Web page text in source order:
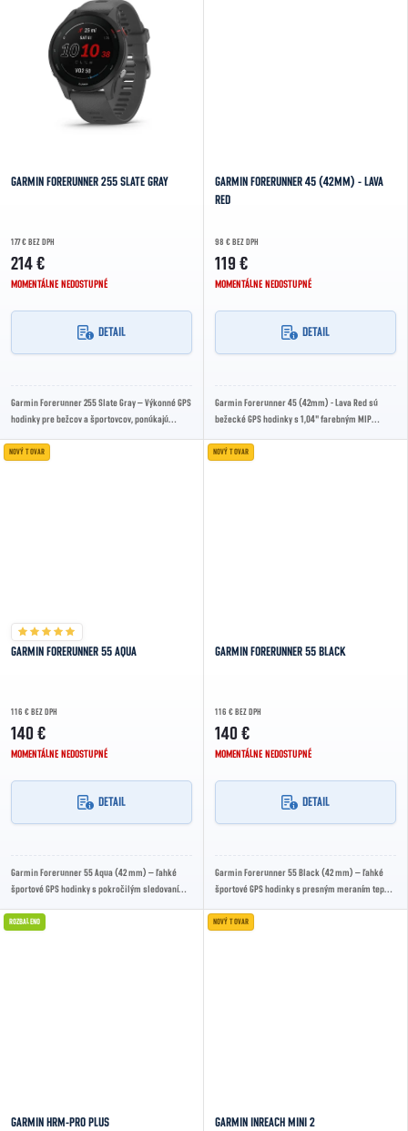
GARMIN FORERUNNER 255 SLATE GRAY
177 € BEZ DPH
214 €
MOMENTÁLNE NEDOSTUPNÉ
DETAIL
Garmin Forerunner 255 Slate Gray – Výkonné GPS
hodinky pre bežcov a športovcov, ponúkajú
a...
GARMIN FORERUNNER 45 (42MM) - LAVA
RED
98 € BEZ DPH
119 €
MOMENTÁLNE NEDOSTUPNÉ
DETAIL
Garmin Forerunner 45 (42mm) - Lava Red sú
bežecké GPS hodinky s 1,04" farebným MIP
GPS,...
NOVÝ TOVAR
GARMIN FORERUNNER 55 AQUA
116 € BEZ DPH
140 €
MOMENTÁLNE NEDOSTUPNÉ
DETAIL
Garmin Forerunner 55 Aqua (42 mm) – ľahké
športové GPS hodinky s pokročilým sledovaním
NOVÝ TOVAR
GARMIN FORERUNNER 55 BLACK
116 € BEZ DPH
140 €
MOMENTÁLNE NEDOSTUPNÉ
DETAIL
Garmin Forerunner 55 Black (42 mm) – ľahké
športové GPS hodinky s presným meraním tepu,
ROZBALENO
GARMIN HRM-PRO PLUS
NOVÝ TOVAR
GARMIN INREACH MINI 2